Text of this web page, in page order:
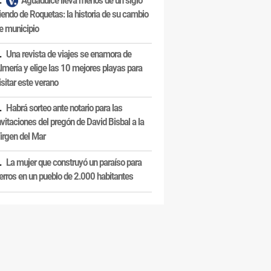
de Roquetas: la historia de su cambio
municipio
Una revista de viajes se enamora de
y elige las 10 mejores playas para
este verano
Habrá sorteo ante notario para las
del pregón de David Bisbal a la
del Mar
La mujer que construyó un paraíso para
en un pueblo de 2.000 habitantes